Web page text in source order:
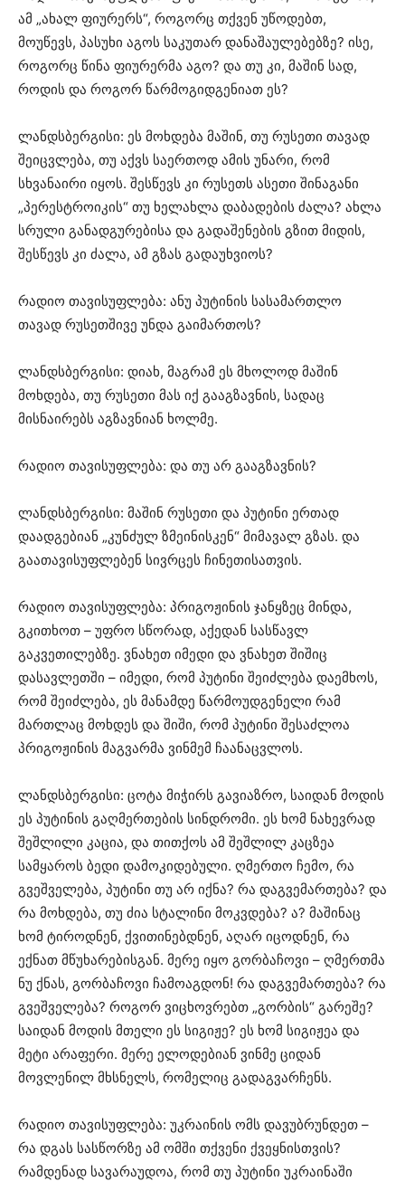
ამ „ახალ ფიურერს“, როგორც თქვენ უწოდებთ,
მოუწევს, პასუხი აგოს საკუთარ დანაშაულებებზე? ისე,
როგორც წინა ფიურერმა აგო? და თუ კი, მაშინ სად,
როდის და როგორ წარმოგიდგენიათ ეს?
ლანდსბერგისი: ეს მოხდება მაშინ, თუ რუსეთი თავად
შეიცვლება, თუ აქვს საერთოდ ამის უნარი, რომ
სხვანაირი იყოს. შესწევს კი რუსეთს ასეთი შინაგანი
„პერესტროიკის“ თუ ხელახლა დაბადების ძალა? ახლა
სრული განადგურებისა და გადაშენების გზით მიდის,
შესწევს კი ძალა, ამ გზას გადაუხვიოს?
რადიო თავისუფლება: ანუ პუტინის სასამართლო
თავად რუსეთშივე უნდა გაიმართოს?
ლანდსბერგისი: დიახ, მაგრამ ეს მხოლოდ მაშინ
მოხდება, თუ რუსეთი მას იქ გააგზავნის, სადაც
მისნაირებს აგზავნიან ხოლმე.
რადიო თავისუფლება: და თუ არ გააგზავნის?
ლანდსბერგისი: მაშინ რუსეთი და პუტინი ერთად
დაადგებიან „კუნძულ ზმეინისკენ“ მიმავალ გზას. და
გაათავისუფლებენ სივრცეს ჩინეთისათვის.
რადიო თავისუფლება: პრიგოჟინის ჯანყზეც მინდა,
გკითხოთ – უფრო სწორად, აქედან სასწავლ
გაკვეთილებზე. ვნახეთ იმედი და ვნახეთ შიშიც
დასავლეთში – იმედი, რომ პუტინი შეიძლება დაემხოს,
რომ შეიძლება, ეს მანამდე წარმოუდგენელი რამ
მართლაც მოხდეს და შიში, რომ პუტინი შესაძლოა
პრიგოჟინის მაგვარმა ვინმემ ჩაანაცვლოს.
ლანდსბერგისი: ცოტა მიჭირს გავიაზრო, საიდან მოდის
ეს პუტინის გაღმერთების სინდრომი. ეს ხომ ნახევრად
შეშლილი კაცია, და თითქოს ამ შეშლილ კაცზეა
სამყაროს ბედი დამოკიდებული. ღმერთო ჩემო, რა
გვეშველება, პუტინი თუ არ იქნა? რა დაგვემართება? და
რა მოხდება, თუ ძია სტალინი მოკვდება? ა? მაშინაც
ხომ ტიროდნენ, ქვითინებდნენ, აღარ იცოდნენ, რა
ექნათ მწუხარებისგან. მერე იყო გორბაჩოვი – ღმერთმა
ნუ ქნას, გორბაჩოვი ჩამოაგდონ! რა დაგვემართება? რა
გვეშველება? როგორ ვიცხოვრებთ „გორბის“ გარეშე?
საიდან მოდის მთელი ეს სიგიჟე? ეს ხომ სიგიჟეა და
მეტი არაფერი. მერე ელოდებიან ვინმე ციდან
მოვლენილ მხსნელს, რომელიც გადაგვარჩენს.
რადიო თავისუფლება: უკრაინის ომს დავუბრუნდეთ –
რა დგას სასწორზე ამ ომში თქვენი ქვეყნისთვის?
რამდენად სავარაუდოა, რომ თუ პუტინი უკრაინაში